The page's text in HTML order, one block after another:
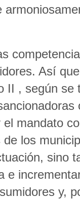
Así
II , según
mandato
los
sino
e
y,